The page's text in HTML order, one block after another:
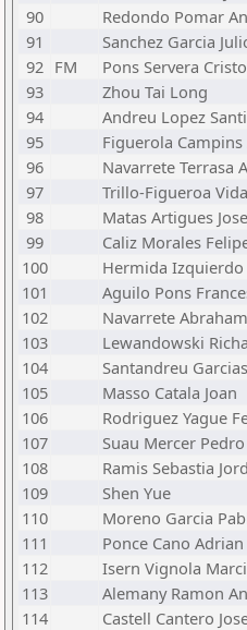
90
Redondo Pomar
91
Sanchez Garcia
92 FM Pons Servera
93
Zhou Tai Long
94
Andreu Lopez
95
Figuerola
96
Navarrete Terrasa
97
Trillo-Figueroa
98
Matas Artigues
99
Caliz Morales
100
Hermida
101
Aguilo Pons
102
Navarrete
103
Lewandowski
104
Santandreu
105
Masso Catala Joan
106
Rodriguez Yague
107
Suau Mercer Pedro
108
Ramis Sebastia
109
Shen Yue
110
Moreno Garcia
111
Ponce Cano Adrian
112
Isern Vignola
113
Alemany Ramon
114
Castell Cantero